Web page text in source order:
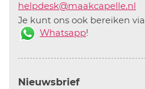
helpdesk@maakcapelle.nl
Je kunt ons ook bereiken via
Whatsapp!
Nieuwsbrief